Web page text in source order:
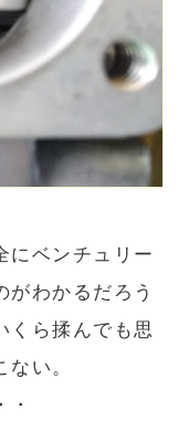
にベンチュリー
がわかるだろう
くら揉んでも思
い。